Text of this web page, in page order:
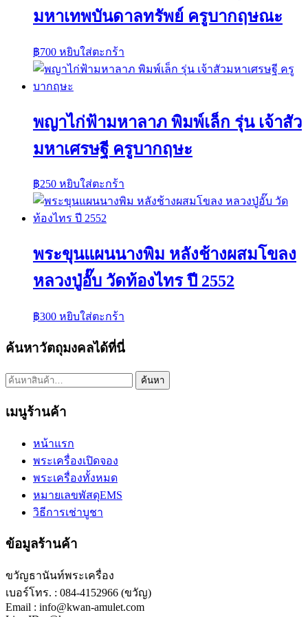
มหาเทพบันดาลทรัพย์ ครูบากฤษณะ
฿700 หยิบใส่ตะกร้า
พญาไก่ฟ้ามหาลาภ พิมพ์เล็ก รุ่น เจ้าสัว
มหาเศรษฐี ครูบากฤษะ
฿250 หยิบใส่ตะกร้า
พระขุนแผนนางพิม หลังช้างผสมโขลง
หลวงปู่อั๊บ วัดท้องไทร ปี 2552
฿300 หยิบใส่ตะกร้า
ค้นหาวัตถุมงคลได้ที่นี่
ค้นหา: ค้นหา
เมนูร้านค้า
หน้าแรก
พระเครื่องเปิดจอง
พระเครื่องทั้งหมด
หมายเลขพัสดุEMS
วิธีการเช่าบูชา
ข้อมูลร้านค้า
ขวัญธานันท์พระเครื่อง
เบอร์โทร. : 084-4152966 (ขวัญ)
Email : info@kwan-amulet.com